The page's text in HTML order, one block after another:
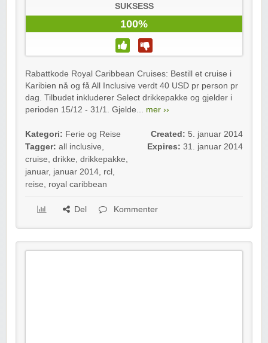
SUKSESS
100%
Rabattkode Royal Caribbean Cruises: Bestill et cruise i
Karibien nå og få All Inclusive verdt 40 USD pr person pr
dag. Tilbudet inkluderer Select drikkepakke og gjelder i
perioden 15/12 - 31/1. Gjelde... mer ››
Kategori: Ferie og Reise
Tagger: all inclusive,
cruise, drikke, drikkepakke,
januar, januar 2014, rcl ,
reise, royal caribbean
Created: 5. januar 2014
Expires: 31. januar 2014
Del Kommenter